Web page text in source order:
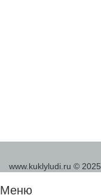
www.kuklyludi.ru © 2025
Меню